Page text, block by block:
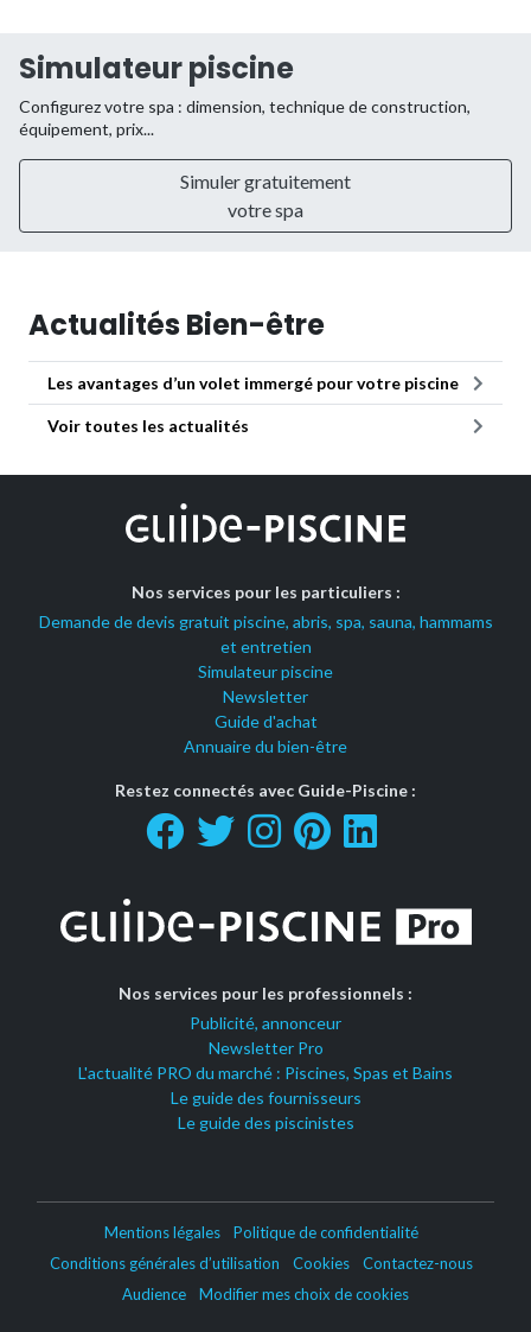
Simulateur piscine
Configurez votre spa : dimension, technique de construction,
équipement, prix...
Simuler gratuitement
votre spa
Actualités Bien-être
Les avantages d’un volet immergé pour votre piscine
Voir toutes les actualités
Nos services pour les particuliers :
Demande de devis gratuit piscine, abris, spa, sauna, hammams
et entretien
Simulateur piscine
Newsletter
Guide d'achat
Annuaire du bien-être
Restez connectés avec Guide-Piscine :
Nos services pour les professionnels :
Publicité, annonceur
Newsletter Pro
L'actualité PRO du marché : Piscines, Spas et Bains
Le guide des fournisseurs
Le guide des piscinistes
Mentions légales
Politique de confidentialité
Conditions générales d’utilisation
Cookies
Contactez-nous
Audience
Modifier mes choix de cookies